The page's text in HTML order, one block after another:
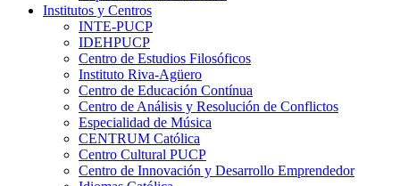
Institutos y Centros
INTE-PUCP
IDEHPUCP
Centro de Estudios Filosóficos
Instituto Riva-Agüero
Centro de Educación Contínua
Centro de Análisis y Resolución de Conflictos
Especialidad de Música
CENTRUM Católica
Centro Cultural PUCP
Centro de Innovación y Desarrollo Emprendedor